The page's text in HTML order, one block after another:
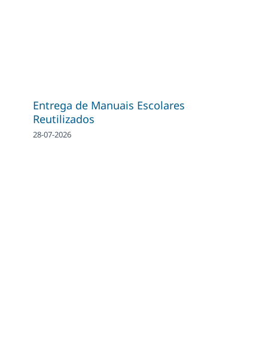
Entrega de Manuais Escolares
Reutilizados
28-07-2026